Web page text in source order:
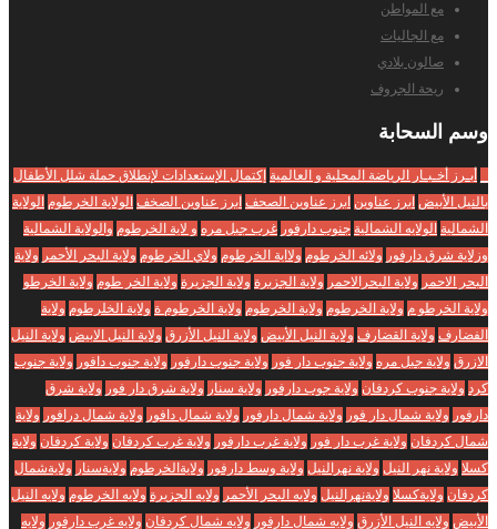
مع المواطن
مع الجاليات
صالون بلادي
ريحة الجروف
وسم السحابة
أبـرز أخـبـار الرياضة المحلية و العالمية إكتمال الإستعدادات لإنطلاق حملة شلل الأطفال
بالنيل الأبيض ابرز عناوين ابرز عناوين الصحف ابرز عناوين الصخف الولاية الخرطوم الولاية
الشمالية الولايه الشمالية جنوب دارفور غرب جبل مره و لاية الخرطوم والولاية الشمالية
وزلاية شرق دارفور ولائه الخرطوم ولااية الخرطوم ولاي الخرطوم ولاية البحر الأحمر ولاية
البحر الاحمر ولاية البحرالاحمر ولاية الجزبرة ولاية الجزيرة ولاية الخر طوم ولاية الخرطو
ولاية الخرطو م ولاية الخرطوم ولاية الخرطوم ولاية الخرطوم ة ولاية الخلرطوم ولاية
الفضارف ولاية القضارف ولاية النيل الأبيض ولاية النيل الأزرق ولاية النيل الابيض ولاية النيل
الازرق ولاية جبل مره ولاية جنوب دار فور ولاية جنوب دارفور ولاية جنوب دافور ولاية جنوب
كرد ولاية جنوب كردفان ولاية جوب دارفور ولاية سنار ولاية شرق دار فور ولاية شرق
دارفور ولاية شمال دار فور ولاية شمال دارفور ولاية شمال دافور ولاية شمال درافور ولاية
شمال كردفان ولاية غرب دار فور ولاية غرب دارفور ولاية غرب كردفان ولاية كردفان ولاية
كسلا ولاية نهر النيل ولاية نهرالنيل ولاية وسط دارفور ولايةالخرطوم ولايةسنار ولايةشمال
كردفان ولايةكسلا ولايةنهرالنيل ولايه البحر الأحمر ولايه الجزيرة ولايه الخرطوم ولايه النيل
الأبيض ولايه النيل الأزرق ولايه شمال دارفور ولايه شمال كردفان ولايه غرب دارفور ولايه